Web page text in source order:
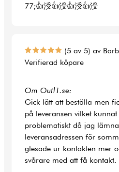
77;👍涭👍涭👍涭👍涭
(5 av 5) av
Verifierad köpare
Om Outl1.se:
Gick lätt att beställa men
på leveransen vilket
problematiskt då jag
leveransadressen för
glesade ur kontakten mer
svårare med att få kontakt.